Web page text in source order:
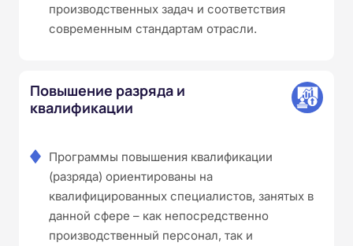
производственных задач и соответствия
современным стандартам отрасли.
Повышение разряда и
квалификации
Программы повышения квалификации
(разряда) ориентированы на
квалифицированных специалистов, занятых в
данной сфере – как непосредственно
производственный персонал, так и